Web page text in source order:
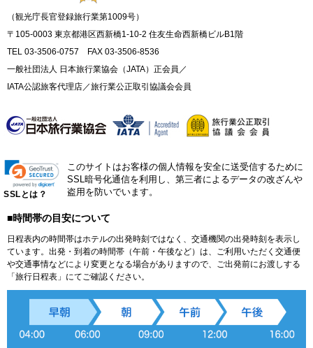
（観光庁長官登録旅行業第1009号）
〒105-0003 東京都港区西新橋1-10-2 住友生命西新橋ビルB1階
TEL 03-3506-0757 FAX 03-3506-8536
一般社団法人 日本旅行業協会（JATA）正会員／
IATA公認旅客代理店／旅行業公正取引協議会会員
SSLとは？
このサイトはお客様の個人情報を安全に送受信するために
SSL暗号化通信を利用し、第三者によるデータの改ざんや
盗用を防いでいます。
■時間帯の目安について
日程表内の時間帯はホテルの出発時刻ではなく、交通機関の出発時刻を表示し
ています。出発・到着の時間帯（午前・午後など）は、ご利用いただく交通便
や交通事情などにより変更となる場合がありますので、ご出発前にお渡しする
「旅行日程表」にてご確認ください。